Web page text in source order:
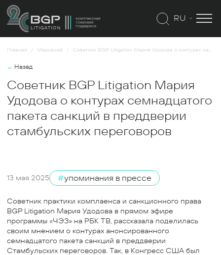
RU
Главная Медиахаб Советник BGP Litigation Мария Удодова о контурах семнадцатого пакета санкций в преддверии стамбульских переговоров
← Назад
Советник BGP Litigation Мария
Удодова о контурах семнадцатого
пакета санкций в преддверии
стамбульских переговоров
13 мая 2025 #упоминания в прессе
Советник практики комплаенса и санкционного права
BGP Litigation Мария Удодова в прямом эфире
программы «ЧЭЗ» на РБК ТВ, рассказала поделилась
своим мнением о контурах анонсированного
семнадцатого пакета санкций в преддверии
Стамбульских переговоров. Так, в Конгресс США был